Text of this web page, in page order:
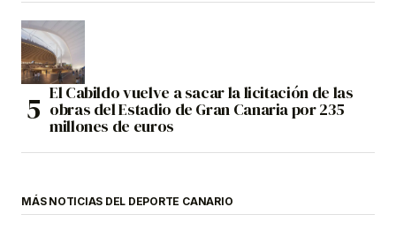
El Cabildo vuelve a sacar la licitación de las
obras del Estadio de Gran Canaria por 235
millones de euros
MÁS NOTICIAS DEL DEPORTE CANARIO